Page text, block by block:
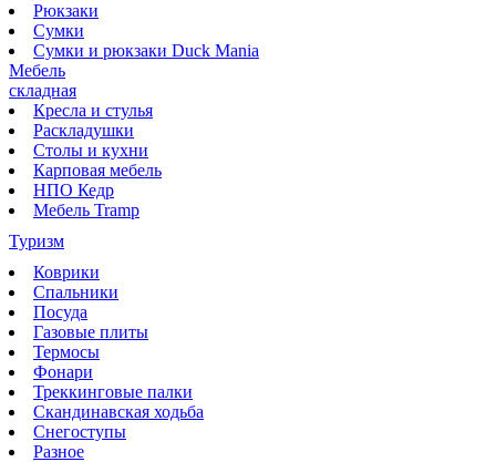
Рюкзаки
Сумки
Сумки и рюкзаки Duck Mania
Мебель
складная
Кресла и стулья
Раскладушки
Столы и кухни
Карповая мебель
НПО Кедр
Мебель Tramp
Туризм
Коврики
Спальники
Посуда
Газовые плиты
Термосы
Фонари
Треккинговые палки
Скандинавская ходьба
Снегоступы
Разное